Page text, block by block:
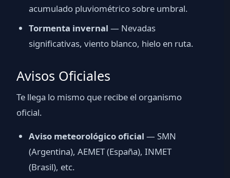
acumulado pluviométrico sobre umbral.
Tormenta invernal — Nevadas
significativas, viento blanco, hielo en ruta.
Avisos Oficiales
Te llega lo mismo que recibe el organismo
oficial.
Aviso meteorológico oficial — SMN
(Argentina), AEMET (España), INMET
(Brasil), etc.